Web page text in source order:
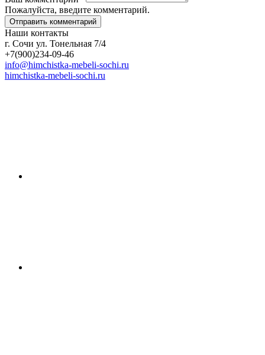
Пожалуйста, введите комментарий.
Наши контакты
г. Сочи ул. Тонельная 7/4
+7(900)234-09-46
info@himchistka-mebeli-sochi.ru
himchistka-mebeli-sochi.ru